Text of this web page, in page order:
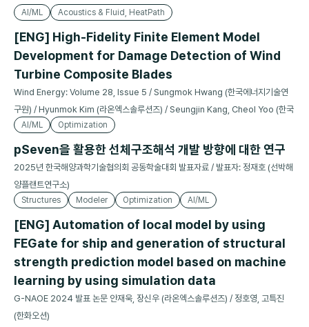
AI/ML Acoustics & Fluid, HeatPath
[ENG] High-Fidelity Finite Element Model
Development for Damage Detection of Wind
Turbine Composite Blades
Wind Energy: Volume 28, Issue 5 / Sungmok Hwang (한국에너지기술연
구원) / Hyunmok Kim (라온엑스솔루션즈) / Seungjin Kang, Cheol Yoo (한국
에너지기술연구원)
AI/ML Optimization
pSeven을 활용한 선체구조해석 개발 방향에 대한 연구
2025년 한국해양과학기술협의회 공동학술대회 발표자료 / 발표자: 정재호 (선박해
양플랜트연구소)
Structures Modeler Optimization AI/ML
[ENG] Automation of local model by using
FEGate for ship and generation of structural
strength prediction model based on machine
learning by using simulation data
G-NAOE 2024 발표 논문 안재욱, 장신우 (라온엑스솔루션즈) / 정호영, 고특진
(한화오션)